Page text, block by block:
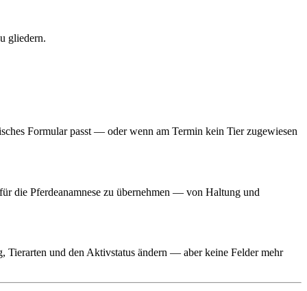
gliedern.
Formular passt — oder wenn am Termin kein Tier zugewiesen
die Pferdeanamnese zu übernehmen — von Haltung und
Tierarten und den Aktivstatus ändern — aber keine Felder mehr